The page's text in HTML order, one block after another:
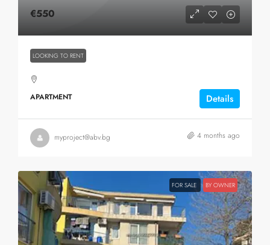
€550
LOOKING TO RENT
APARTMENT Details
myproject@abv.bg 4 months ago
FOR SALE BY OWNER